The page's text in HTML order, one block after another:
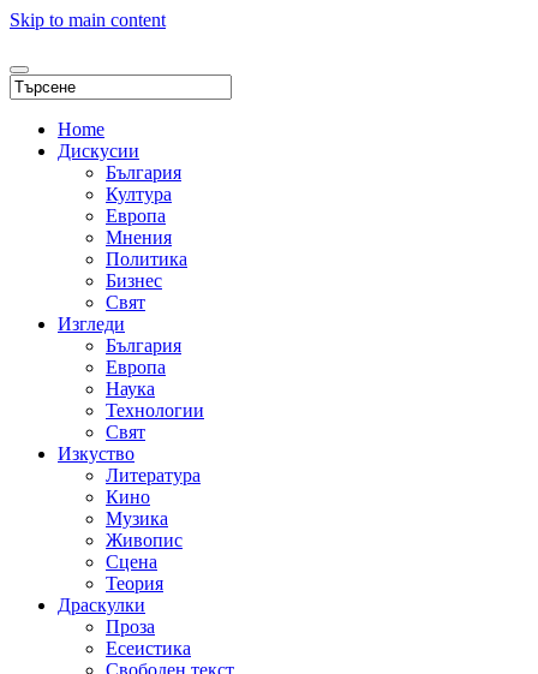
Skip to main content
Home
Дискусии
България
Култура
Европа
Мнения
Политика
Бизнес
Свят
Изгледи
България
Европа
Наука
Технологии
Свят
Изкуство
Литература
Кино
Музика
Живопис
Сцена
Теория
Драскулки
Проза
Есеистика
Свободен текст